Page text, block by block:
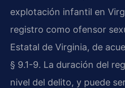
explotación infantil en
registro como ofensor
Estatal de Virginia, de
§ 9.1-9. La duración del
nivel del delito, y puede